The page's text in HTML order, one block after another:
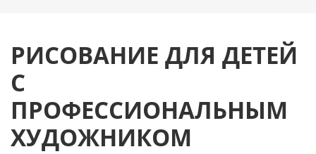
РИСОВАНИЕ ДЛЯ ДЕТЕЙ
С
ПРОФЕССИОНАЛЬНЫМ
ХУДОЖНИКОМ